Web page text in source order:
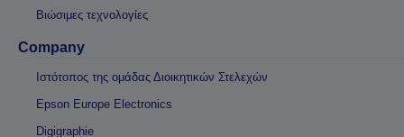
Βιώσιμες τεχνολογίες
Company
Ιστότοπος της ομάδας Διοικητικών Στελεχών
Epson Europe Electronics
Digigraphie